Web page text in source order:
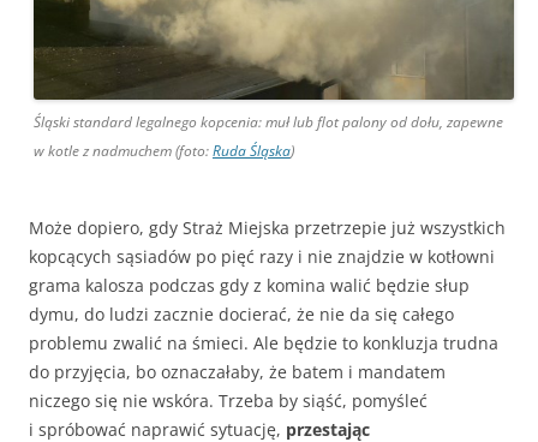
Śląski standard legalnego kopcenia: muł lub flot palony od dołu, zapewne
w kotle z nadmuchem (foto:Ruda Śląska)
Może dopiero, gdy Straż Miejska przetrzepie już wszystkich
kopcących sąsiadów po pięć razy i nie znajdzie w kotłowni
grama kalosza podczas gdy z komina walić będzie słup
dymu, do ludzi zacznie docierać, że nie da się całego
problemu zwalić na śmieci. Ale będzie to konkluzja trudna
do przyjęcia, bo oznaczałaby, że batem i mandatem
niczego się nie wskóra. Trzeba by siąść, pomyśleć
i spróbować naprawić sytuację, przestając